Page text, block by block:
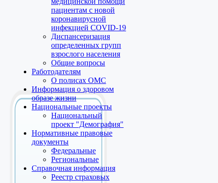
пациентам с новой
коронавирусной
инфекцией COVID-19
Диспансеризация
определенных групп
взрослого населения
Общие вопросы
Работодателям
О полисах ОМС
Информация о здоровом
образе жизни
Национальные проекты
Национальный
проект "Демография"
Нормативные правовые
документы
Федеральные
Региональные
Справочная информация
Реестр страховых